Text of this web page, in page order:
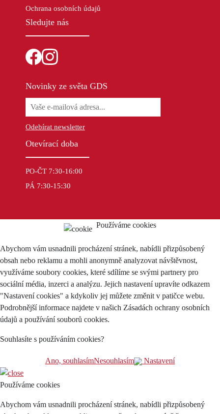
Ochrana osobních údajů
Sledujte nás
Novinky ze světa GDS
Odebírat newsletter
Otevírací doba
PO-ČT 7:30-16:00
PÁ 7:30-15:30
Používáme cookies
Abychom vám usnadnili procházení stránek, nabídli přizpůsobený
obsah nebo reklamu a mohli anonymně analyzovat návštěvnost,
využíváme soubory cookies, které sdílíme se svými partnery pro
sociální média, inzerci a analýzu. Jejich nastavení upravíte odkazem
"Nastavení cookies" a kdykoliv jej můžete změnit v patičce webu.
Podrobnější informace najdete v našich Zásadách ochrany osobních
údajů a používání souborů cookies.
Souhlasíte s používáním cookies?
Ano, souhlasímNesouhlasím Nastavení
Používáme cookies
Abychom vám usnadnili procházení stránek, nabídli přizpůsobený